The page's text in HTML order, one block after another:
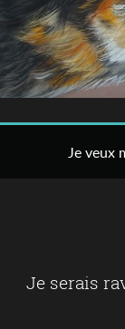
Je veux
Je serais